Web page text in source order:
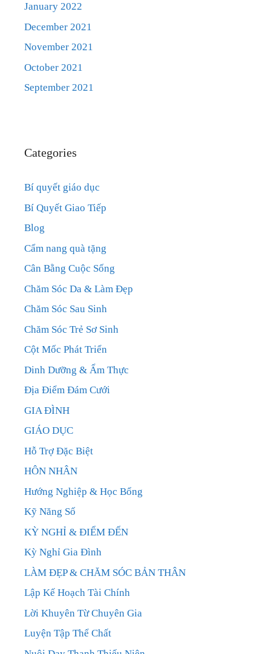
January 2022
December 2021
November 2021
October 2021
September 2021
Categories
Bí quyết giáo dục
Bí Quyết Giao Tiếp
Blog
Cẩm nang quà tặng
Cân Bằng Cuộc Sống
Chăm Sóc Da & Làm Đẹp
Chăm Sóc Sau Sinh
Chăm Sóc Trẻ Sơ Sinh
Cột Mốc Phát Triển
Dinh Dưỡng & Ẩm Thực
Địa Điểm Đám Cưới
GIA ĐÌNH
GIÁO DỤC
Hỗ Trợ Đặc Biệt
HÔN NHÂN
Hướng Nghiệp & Học Bổng
Kỹ Năng Số
KỲ NGHỈ & ĐIỂM ĐẾN
Kỳ Nghỉ Gia Đình
LÀM ĐẸP & CHĂM SÓC BẢN THÂN
Lập Kế Hoạch Tài Chính
Lời Khuyên Từ Chuyên Gia
Luyện Tập Thể Chất